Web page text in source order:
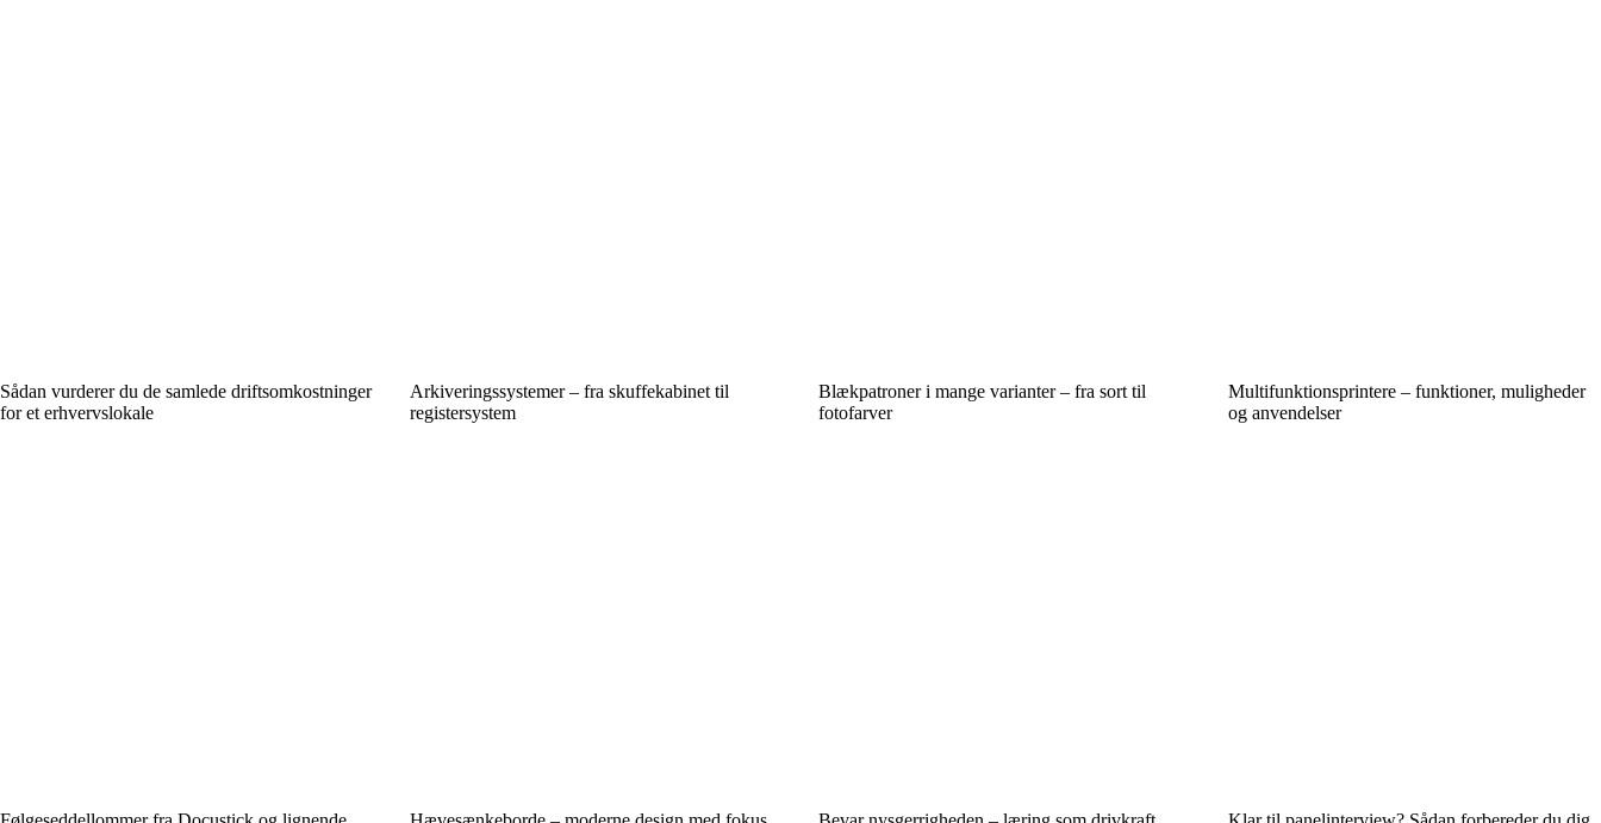
Sådan vurderer du de samlede driftsomkostninger
for et erhvervslokale
Arkiveringssystemer – fra skuffekabinet til
registersystem
Blækpatroner i mange varianter – fra sort til
fotofarver
Multifunktionsprintere – funktioner, muligheder
og anvendelser